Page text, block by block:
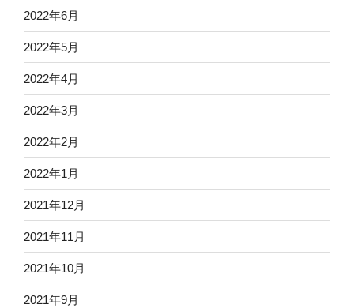
2022年6月
2022年5月
2022年4月
2022年3月
2022年2月
2022年1月
2021年12月
2021年11月
2021年10月
2021年9月